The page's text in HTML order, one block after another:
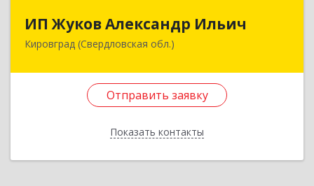
ИП Жуков Александр Ильич
Кировград (Свердловская обл.)
Отправить заявку
Показать контакты
624140, Свердловская обл, Кировград г,
Отправить заявку
Назад